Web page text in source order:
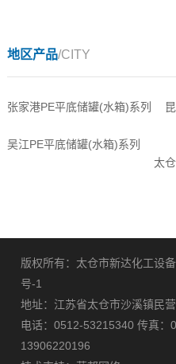
地区产品/CITY
张家港PE平底储罐(水箱)系列
吴江PE平底储罐(水箱)系列
太
版权所有：太仓市新达化工设
号-1
地址：江苏省太仓市沙溪镇民
电话：0512-53215340 传真：
13906220196